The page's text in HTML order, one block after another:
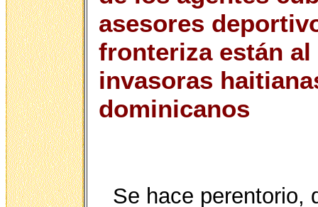
asesores
fronteriza están
invasoras
dominicanos
Se hace perentorio,